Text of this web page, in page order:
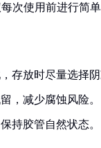
次使用前进行简
存放时尽量选择阴
，减少腐蚀风险。
持胶管自然状态。